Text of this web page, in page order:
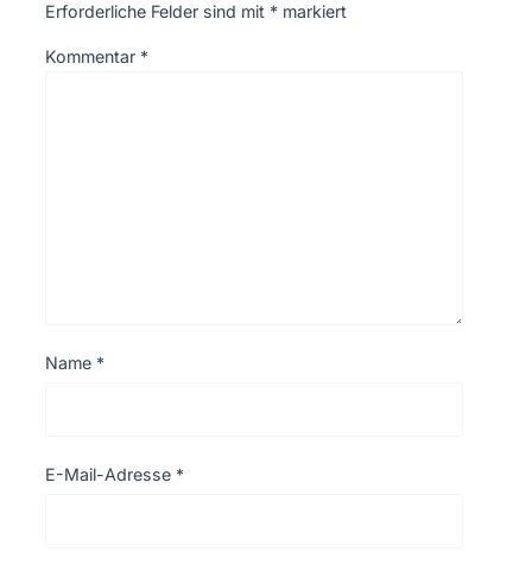
Erforderliche Felder sind mit * markiert
Kommentar *
Name *
E-Mail-Adresse *